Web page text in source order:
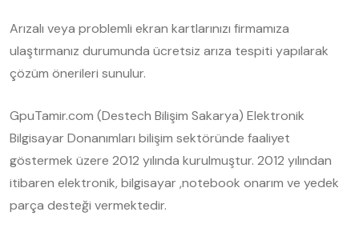
Arızalı veya problemli ekran kartlarınızı firmamıza
ulaştırmanız durumunda ücretsiz arıza tespiti yapılarak
çözüm önerileri sunulur.
GpuTamir.com (Destech Bilişim Sakarya) Elektronik
Bilgisayar Donanımları bilişim sektöründe faaliyet
göstermek üzere 2012 yılında kurulmuştur. 2012 yılından
itibaren elektronik, bilgisayar ,notebook onarım ve yedek
parça desteği vermektedir.